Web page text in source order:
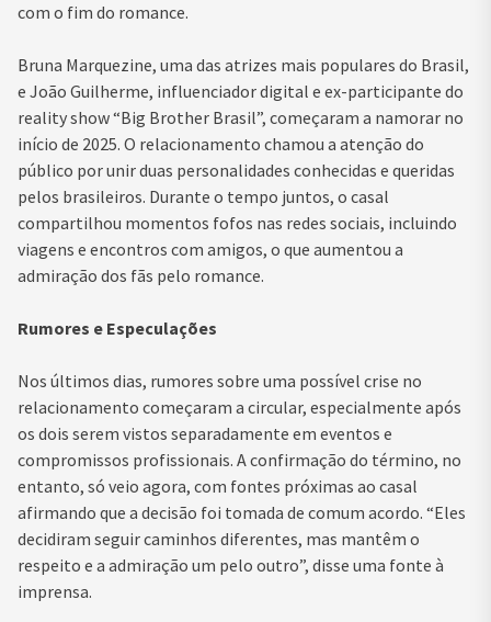
com o fim do romance.
Bruna Marquezine, uma das atrizes mais populares do Brasil,
e João Guilherme, influenciador digital e ex-participante do
reality show “Big Brother Brasil”, começaram a namorar no
início de 2025. O relacionamento chamou a atenção do
público por unir duas personalidades conhecidas e queridas
pelos brasileiros. Durante o tempo juntos, o casal
compartilhou momentos fofos nas redes sociais, incluindo
viagens e encontros com amigos, o que aumentou a
admiração dos fãs pelo romance.
Rumores e Especulações
Nos últimos dias, rumores sobre uma possível crise no
relacionamento começaram a circular, especialmente após
os dois serem vistos separadamente em eventos e
compromissos profissionais. A confirmação do término, no
entanto, só veio agora, com fontes próximas ao casal
afirmando que a decisão foi tomada de comum acordo. “Eles
decidiram seguir caminhos diferentes, mas mantêm o
respeito e a admiração um pelo outro”, disse uma fonte à
imprensa.